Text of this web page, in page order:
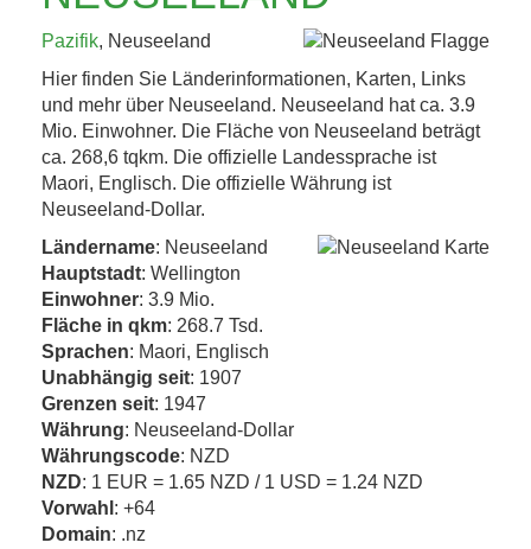
KAFFEEHAUSKULTUR,
K.U.K.-ERBE UND
TRÜFFEL 4. BIS 8....
Jetzt entdecken!
Pazifik, Neuseeland
Hier finden Sie Länderinformationen, Karten, Links
und mehr über Neuseeland. Neuseeland hat ca. 3.9
Mio. Einwohner. Die Fläche von Neuseeland beträgt
ca. 268,6 tqkm. Die offizielle Landessprache ist
Maori, Englisch. Die offizielle Währung ist
Neuseeland-Dollar.
Ländername: Neuseeland
Hauptstadt: Wellington
Einwohner: 3.9 Mio.
Fläche in qkm: 268.7 Tsd.
Sprachen: Maori, Englisch
Unabhängig seit: 1907
Grenzen seit: 1947
Währung: Neuseeland-Dollar
Währungscode: NZD
NZD: 1 EUR = 1.65 NZD / 1 USD = 1.24 NZD
Vorwahl : +64
Domain: .nz